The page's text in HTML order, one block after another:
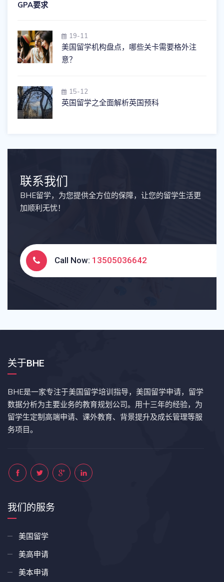
19-11
美国留学机构盘点，哪些关卡需要格外注
意？
15-12
英国留学之全面解析英国预科
联系我们
BHE留学，为您提供全方位的保障，让您的留学生活更
加顺利无忧！
Call Now: 13505036642
关于BHE
BHE是一家专注于美国留学培训指导，美国留学申请，留学
数据分析为主要业务的教育规划公司。用十三年的经验，为
留学生定制高端申请、课外教育、背景提升及成长管理等服
务项目。
我们的服务
美国留学
美高申请
美本申请